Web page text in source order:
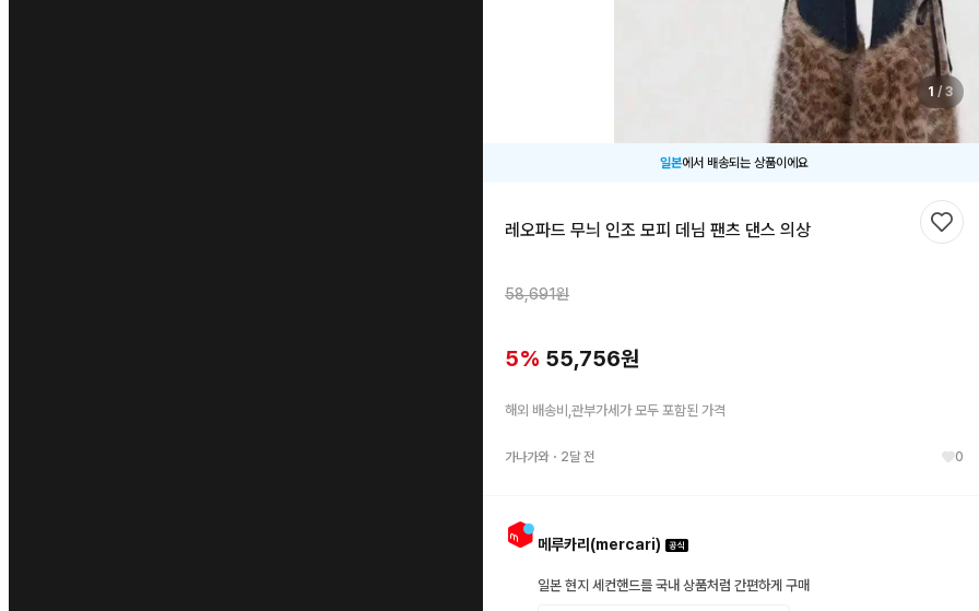
1 / 3
일본에서 배송되는 상품이에요
레오파드 무늬 인조 모피 데님 팬츠 댄스 의상
58,691원
5% 55,756원
해외 배송비,관부가세가 모두 포함된 가격
가나가와・ 2달 전 0
메루카리(mercari)
일본 현지 세컨핸드를 국내 상품처럼 간편하게 구매
찜하